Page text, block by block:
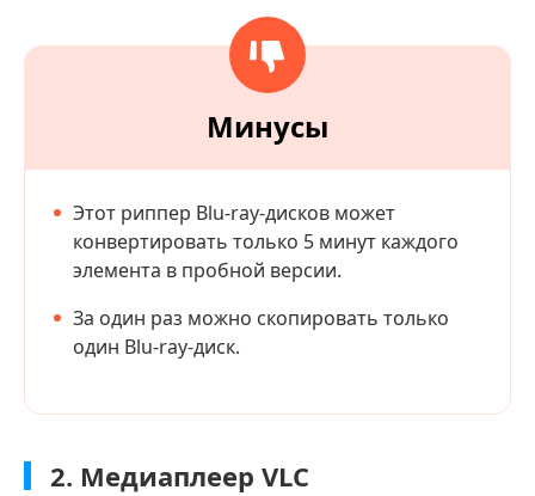
Минусы
Этот риппер Blu-ray-дисков может
конвертировать только 5 минут каждого
элемента в пробной версии.
За один раз можно скопировать только
один Blu-ray-диск.
2. Медиаплеер VLC